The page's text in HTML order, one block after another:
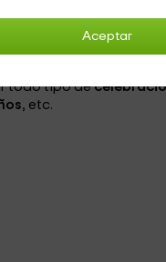
Aceptar
encabezada siempre
todo tipo de
, etc.